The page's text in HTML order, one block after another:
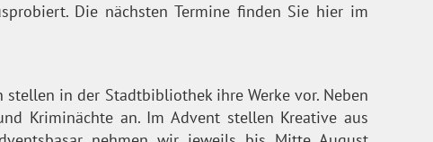
Die nächsten Termine finden Sie hier im
in der Stadtbibliothek ihre Werke vor. Neben
Kriminächte an. Im Advent stellen Kreative aus